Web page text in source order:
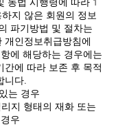
지 않은 회원의 정보
파기방법 및 절차는
개인정보취급방침에
에 해당하는 경우에는
간에 따라 보존 후 목적
니다.
는 경우
지 형태의 재화 또는
우